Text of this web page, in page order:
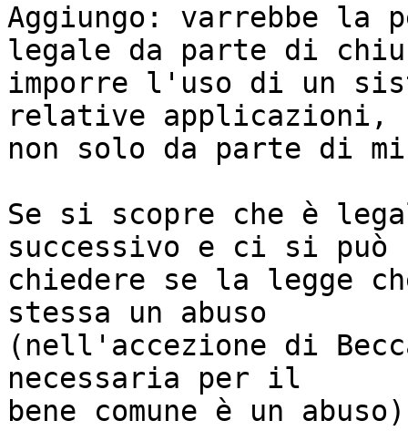
Aggiungo: varrebbe la
legale da parte di
imporre l'uso di un
relative applicazioni,
non solo da parte di
Se si scopre che è
successivo e ci si può
chiedere se la legge
stessa un abuso
(nell'accezione di
necessaria per il
bene comune è un